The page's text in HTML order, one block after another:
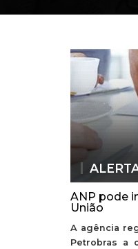
ANP pode
União
A agência
Petrobras a